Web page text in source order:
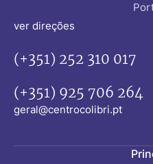
ver direções
(+351) 252 310 017
(+351) 925 706 264
geral@centrocolibri.pt